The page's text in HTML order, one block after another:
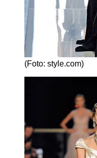
(Foto: style.com)